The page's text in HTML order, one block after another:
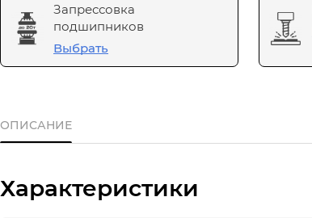
Запрессовка
подшипников
Выбрать
ОПИСАНИЕ
Характеристики